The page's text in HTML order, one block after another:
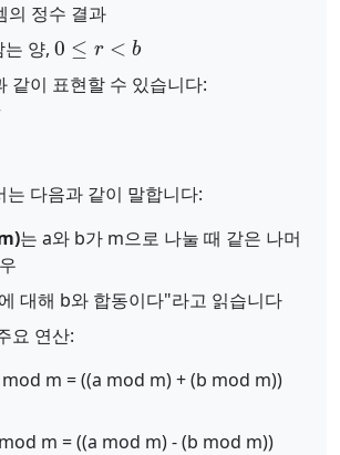
의 정수 결과
는 양,
0 b
같이 표현할 수 있습니다:
는 다음과 같이 말합니다:
는 a와 b가 m으로 나눌 때 같은 나머
대해 b와 합동이다"라고 읽습니다
요 연산:
mod m = ((a mod m) + (b mod m))
m = ((a mod m) - (b mod m))